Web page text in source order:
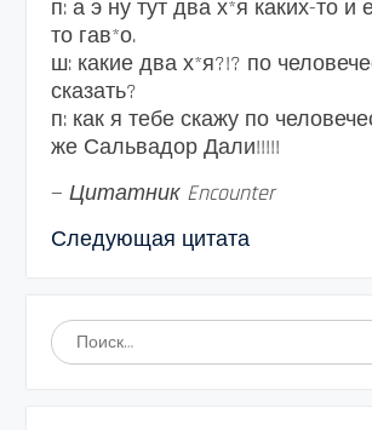
п: а э ну тут два х*я каких-то и
то гав*о.
ш: какие два х*я?!? по
сказать?
п: как я тебе скажу по
же Сальвадор Дали!!!!!
— Цитатник Encounter
Следующая цитата
Найти: